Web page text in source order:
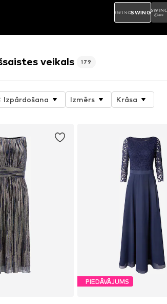
SWING
veikals 179
Izpārdošana Izmērs Krāsa
PIEDĀVĀJUMS